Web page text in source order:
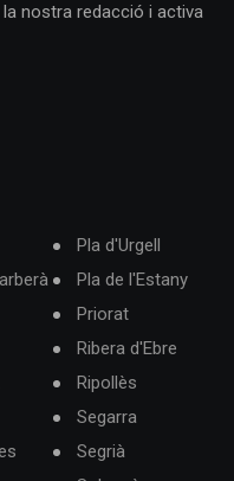
nostra redacció i activa
Pla d'Urgell
Pla de l'Estany
Priorat
Ribera d'Ebre
Ripollès
Segarra
Segrià